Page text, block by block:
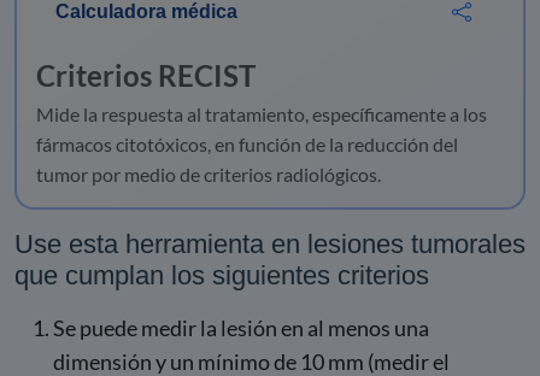
Calculadora médica
Criterios RECIST
Mide la respuesta al tratamiento, específicamente a los
fármacos citotóxicos, en función de la reducción del
tumor por medio de criterios radiológicos.
Use esta herramienta en lesiones tumorales
que cumplan los siguientes criterios
Se puede medir la lesión en al menos una
dimensión y un mínimo de 10 mm (medir el